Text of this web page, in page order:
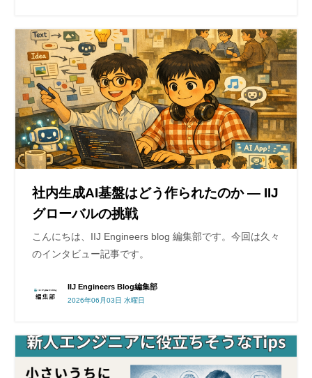
社内生成AI基盤はどう作られたのか ― IIJ
グローバルの挑戦
こんにちは、IIJ Engineers blog 編集部です。今回は久々
のインタビュー記事です。
IIJ Engineers Blog編集部
2026年06月03日 水曜日